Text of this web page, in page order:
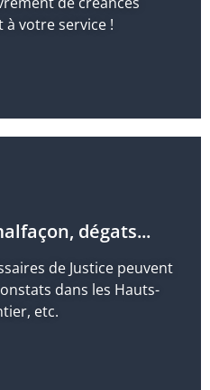
votre service !
dégats...
de Justice peuvent
dans les Hauts-
etc.